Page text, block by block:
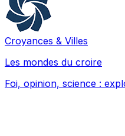
Croyances & Villes
Les mondes du croire
Foi, opinion, science :